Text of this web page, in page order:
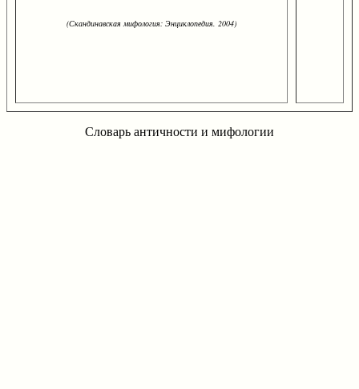
(Скандинавская мифология: Энциклопедия. 2004)
Словарь античности и мифологии